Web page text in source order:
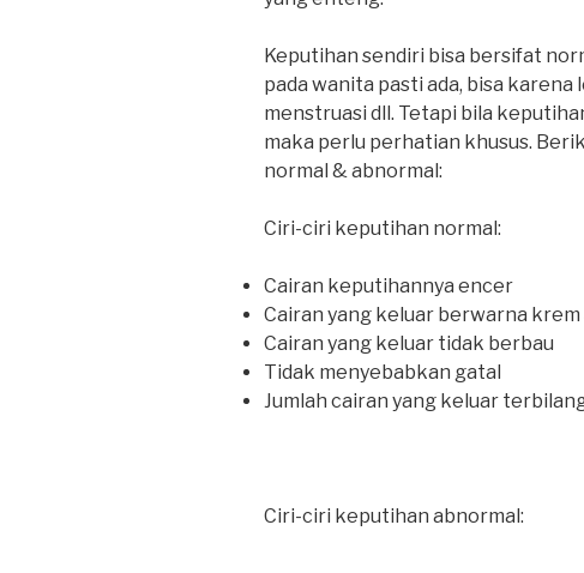
Keputihan sendiri bisa bersifat
pada wanita pasti ada, bisa karena
menstruasi dll. Tetapi bila
maka perlu perhatian khusus.
normal & abnormal:
Ciri-ciri keputihan normal:
Cairan keputihannya encer
Cairan yang keluar berwarna
Cairan yang keluar tidak berbau
Tidak menyebabkan gatal
Jumlah cairan yang keluar
Ciri-ciri keputihan abnormal: